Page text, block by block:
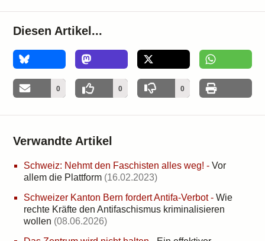
Diesen Artikel...
0 0 0
Verwandte Artikel
Schweiz: Nehmt den Faschisten alles weg! - Vor
allem die Plattform (16.02.2023)
Schweizer Kanton Bern fordert Antifa-Verbot- Wie
rechte Kräfte den Antifaschismus kriminalisieren
wollen (08.06.2026)